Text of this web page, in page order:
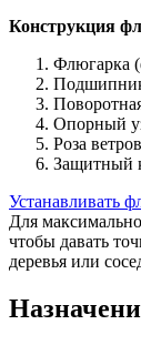
Конструкция
Флюгарка
Подшипник
Опорный
Роза
Защитный
Устанавливать
Для
чтобы давать
деревья или